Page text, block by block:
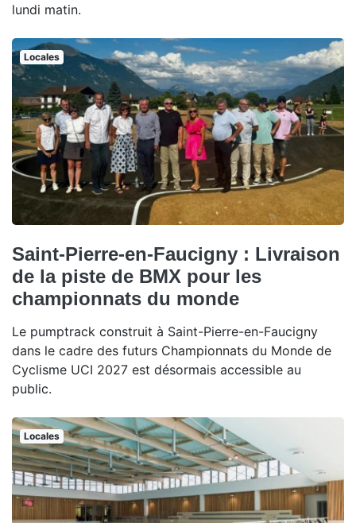
lundi matin.
Locales
Saint-Pierre-en-Faucigny : Livraison
de la piste de BMX pour les
championnats du monde
Le pumptrack construit à Saint-Pierre-en-Faucigny
dans le cadre des futurs Championnats du Monde de
Cyclisme UCI 2027 est désormais accessible au
public.
Locales